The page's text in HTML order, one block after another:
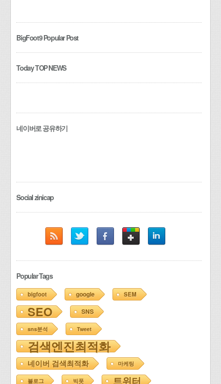
BigFoot9 Popular Post
Today TOP NEWS
네이버로 공유하기
Social zinicap
Popular Tags
bigfoot google SEM
SEO SNS
sns분석 Tweet
검색엔진최적화
네이버 검색최적화 마케팅
블로그 빅풋 트위터